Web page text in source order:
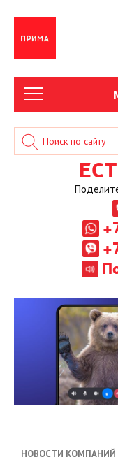
НОВОСТИ КОМПАНИЙ